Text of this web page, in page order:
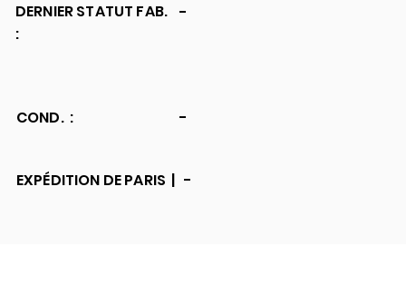
DERNIER STATUT FAB.
:
-
COND. : -
EXPÉDITION DE PARIS | -